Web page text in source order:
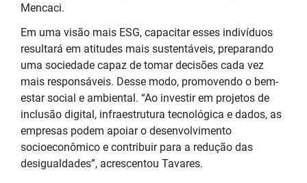
Mencaci.
Em uma visão mais ESG, capacitar esses indivíduos
resultará em atitudes mais sustentáveis, preparando
uma sociedade capaz de tomar decisões cada vez
mais responsáveis. Desse modo, promovendo o bem-
estar social e ambiental. “Ao investir em projetos de
inclusão digital, infraestrutura tecnológica e dados, as
empresas podem apoiar o desenvolvimento
socioeconômico e contribuir para a redução das
desigualdades”, acrescentou Tavares.